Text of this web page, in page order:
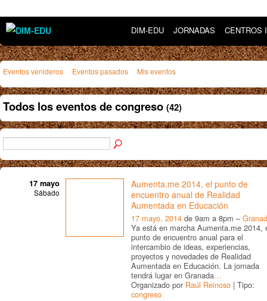
DIM-EDU JORNADAS CENTROS
Eventos venideros Eventos pasados Mis eventos
Todos los eventos de congreso (42)
17 mayo
Sábado
Aumenta.me 2014, el punto de
encuentro anual de Realidad
Aumentada en Educación
17 mayo, 2014 de 9am a 8pm –
Ya está en marcha Aumenta.me 2014,
punto de encuentro anual para el
intercambio de ideas, experiencias,
proyectos y novedades de Realidad
Aumentada en Educación. La jornada
tendrá lugar en Granada…
Organizado por Raúl Reinoso | Tipo:
congreso